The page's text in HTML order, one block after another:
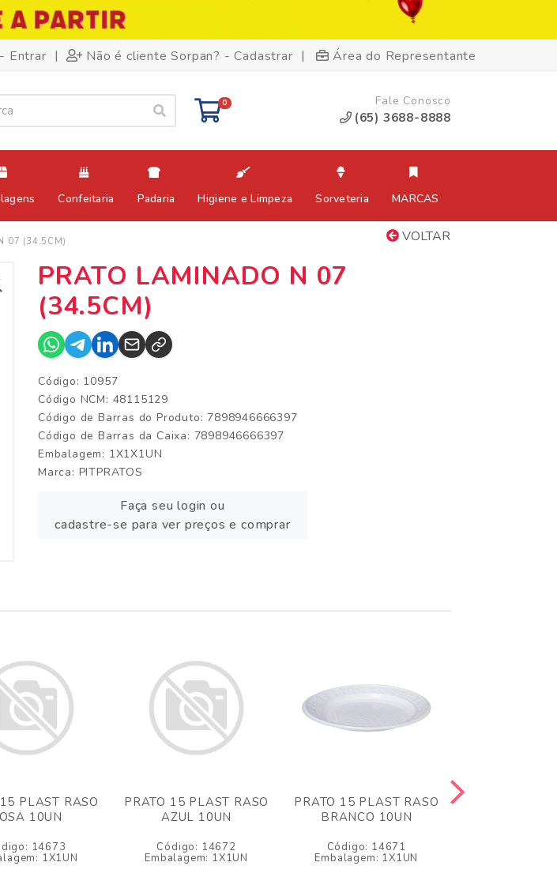
Entrar | Não é cliente Sorpan? - Cadastrar | Área do Representante
0 Fale Conosco
(65) 3688-8888
Confeitaria Padaria Higiene e Limpeza Sorveteria MARCAS
VOLTAR
07 (34.5CM)
PRATO LAMINADO N 07
(34.5CM)
Código: 10957
Código NCM: 48115129
Código de Barras do Produto: 7898946666397
Código de Barras da Caixa: 7898946666397
Embalagem: 1X1X1UN
Marca: PITPRATOS
Faça seu login ou
cadastre-se para ver preços e comprar
PLAST RASO
10UN
14673
1X1UN
PRATO 15 PLAST RASO
AZUL 10UN
Código: 14672
Embalagem: 1X1UN
PRATO 15 PLAST RASO
BRANCO 10UN
Código: 14671
Embalagem: 1X1UN